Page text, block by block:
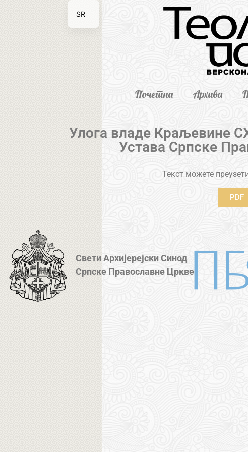
Почетна Архива
Улога владе Краљевине
Устава Српске
Текст можете
PDF
Свети Архијерејски Синод
Српске Православне Цркве
SR
EN